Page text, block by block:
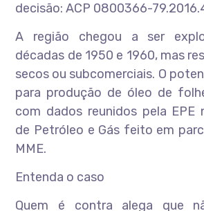
decisão: ACP 0800366-
A região chegou a ser
décadas de 1950 e 1960, mas
secos ou subcomerciais. O
para produção de óleo de
com dados reunidos pela EPE
de Petróleo e Gás feito em
MME.
Entenda o caso
Quem é contra alega que